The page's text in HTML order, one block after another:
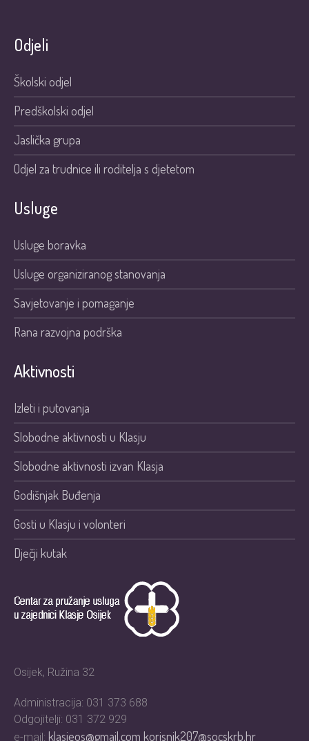
Odjeli
Školski odjel
Predškolski odjel
Jaslička grupa
Odjel za trudnice ili roditelja s djetetom
Usluge
Usluge boravka
Usluge organiziranog stanovanja
Savjetovanje i pomaganje
Rana razvojna podrška
Aktivnosti
Izleti i putovanja
Slobodne aktivnosti u Klasju
Slobodne aktivnosti izvan Klasja
Godišnjak Buđenja
Gosti u Klasju i volonteri
Dječji kutak
Osijek, Ružina 32
Administracija: 031 373 688
Odgojitelji: 031 372 929
e-mail: klasjeos@gmail.comkorisnik207@socskrb.hr